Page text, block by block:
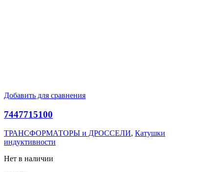
Добавить для сравнения
7447715100
ТРАНСФОРМАТОРЫ и ДРОССЕЛИ, Катушки
индуктивности
Нет в наличии